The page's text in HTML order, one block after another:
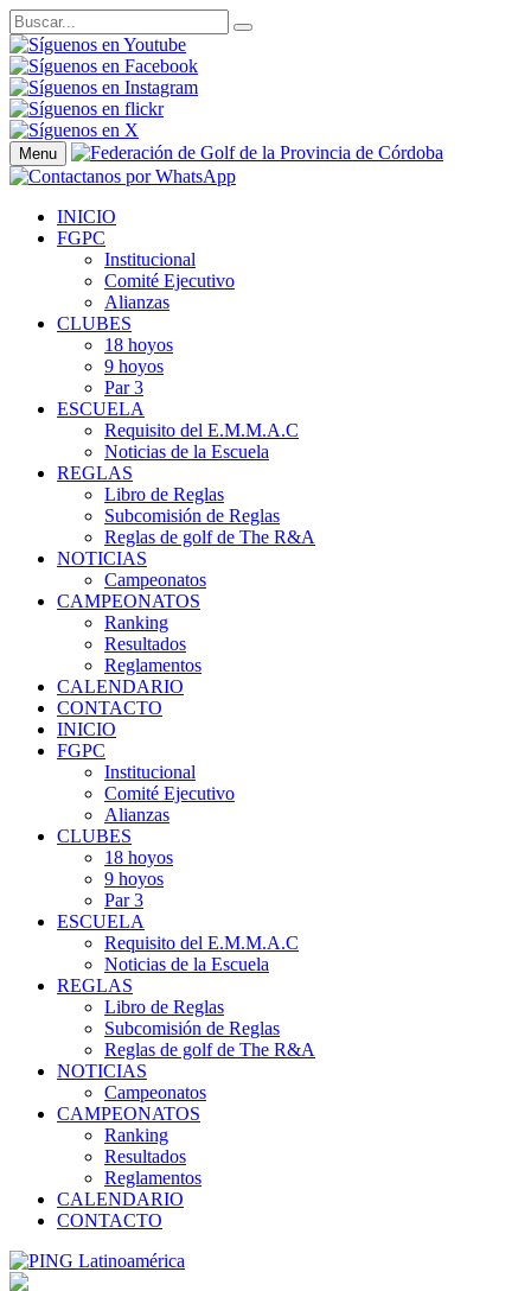
Menu
INICIO
FGPC
Institucional
Comité Ejecutivo
Alianzas
CLUBES
18 hoyos
9 hoyos
Par 3
ESCUELA
Requisito del E.M.M.A.C
Noticias de la Escuela
REGLAS
Libro de Reglas
Subcomisión de Reglas
Reglas de golf de The R&A
NOTICIAS
Campeonatos
CAMPEONATOS
Ranking
Resultados
Reglamentos
CALENDARIO
CONTACTO
INICIO
FGPC
Institucional
Comité Ejecutivo
Alianzas
CLUBES
18 hoyos
9 hoyos
Par 3
ESCUELA
Requisito del E.M.M.A.C
Noticias de la Escuela
REGLAS
Libro de Reglas
Subcomisión de Reglas
Reglas de golf de The R&A
NOTICIAS
Campeonatos
CAMPEONATOS
Ranking
Resultados
Reglamentos
CALENDARIO
CONTACTO